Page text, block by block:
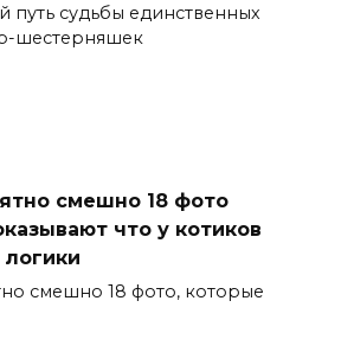
путь судьбы единственных
шестерняшек
смешно 18 фото
что у котиков
смешно 18 фото, которые